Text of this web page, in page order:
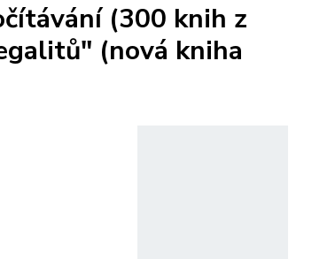
(300 knih z
(nová kniha